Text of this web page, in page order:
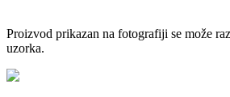
Proizvod prikazan na fotografiji se može
uzorka.